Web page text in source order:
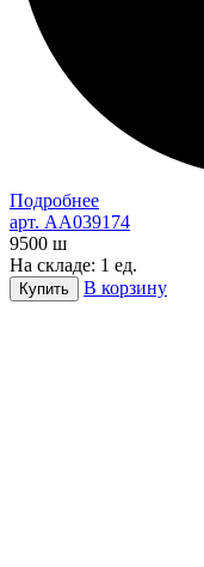
Подробнее
арт. AA039174
9500 ш
На складе: 1 ед.
Купить В корзину